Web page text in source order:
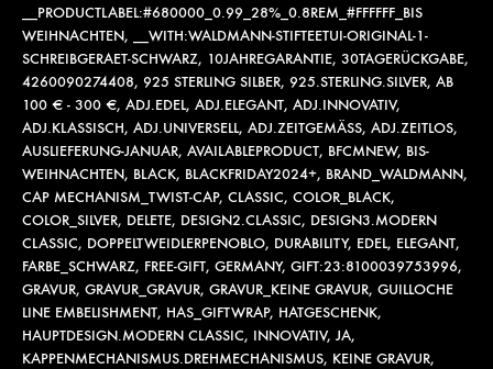
__PRODUCTLABEL:#680000_0.99_28%_0.8REM_#FFFFFF_BIS
WEIHNACHTEN,
__WITH:WALDMANN-STIFTEETUI-ORIGINAL-1-
SCHREIBGERAET-SCHWARZ, 10JAHREGARANTIE, 30TAGERÜCKGABE,
4260090274408, 925 STERLING SILBER, 925.STERLING.SILVER, AB
100 € - 300 €, ADJ.EDEL, ADJ.ELEGANT, ADJ.INNOVATIV,
ADJ.KLASSISCH, ADJ.UNIVERSELL, ADJ.ZEITGEMÄSS , ADJ.ZEITLOS,
AUSLIEFERUNG-JANUAR, AVAILABLEPRODUCT, BFCMNEW, BIS-
WEIHNACHTEN, BLACK, BLACKFRIDAY2024+, BRAND_WALDMANN,
CAP MECHANISM_TWIST-CAP, CLASSIC, COLOR_BLACK,
COLOR_SILVER, DELETE, DESIGN2.CLASSIC, DESIGN3.MODERN
CLASSIC, DOPPELTWEIDLERPENOBLO, DURABILITY, EDEL, ELEGANT,
FARBE_SCHWARZ, FREE-GIFT, GERMANY, GIFT:23:8100039753996,
GRAVUR, GRAVUR_GRAVUR, GRAVUR_KEINE GRAVUR, GUILLOCHE
LINE EMBELISHMENT, HAS_GIFTWRAP, HATGESCHENK,
HAUPTDESIGN.MODERN CLASSIC, INNOVATIV, JA,
KAPPENMECHANISMUS.DREHMECHANISMUS, KEINE GRAVUR,